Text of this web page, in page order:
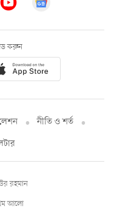
করুন
নীতি ও শর্ত
আলো
রহমান